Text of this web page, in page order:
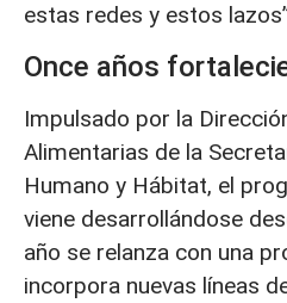
estas redes y estos
Once años
Impulsado por la
Alimentarias de la
Humano y Hábitat, el
viene desarrollándose
año se relanza con una
incorpora nuevas líneas